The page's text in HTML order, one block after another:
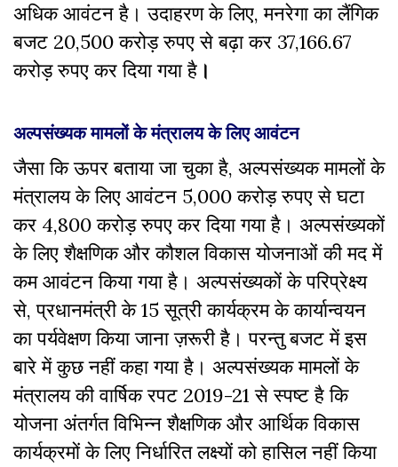
अधिक आवंटन है। उदाहरण के लिए, मनरेगा का लैंगिक
बजट 20,500 करोड़ रुपए से बढ़ा कर 37,166.67
करोड़ रुपए कर दिया गया है ।
अल्पसंख्यक मामलों के मंत्रालय के लिए आवंटन
जैसा कि ऊपर बताया जा चुका है, अल्पसंख्यक मामलों के
मंत्रालय के लिए आवंटन 5,000 करोड़ रुपए से घटा
कर 4,800 करोड़ रुपए कर दिया गया है। अल्पसंख्यकों
के लिए शैक्षणिक और कौशल विकास योजनाओं की मद में
कम आवंटन किया गया है। अल्पसंख्यकों के परिप्रेक्ष्य
से, प्रधानमंत्री के 15 सूत्री कार्यक्रम के कार्यान्वयन
का पर्यवेक्षण किया जाना ज़रूरी है। परन्तु बजट में इस
बारे में कुछ नहीं कहा गया है। अल्पसंख्यक मामलों के
मंत्रालय की वार्षिक रपट 2019-21 से स्पष्ट है कि
योजना अंतर्गत विभिन्न शैक्षणिक और आर्थिक विकास
कार्यक्रमों के लिए निर्धारित लक्ष्यों को हासिल नहीं किया